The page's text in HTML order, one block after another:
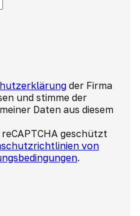
der Firma
und stimme der
Daten aus diesem
geschützt
von
.